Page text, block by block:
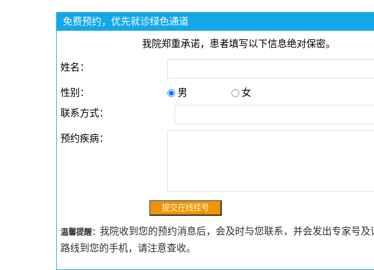
免费预约，优先就诊绿色通道
我院郑重承诺，患者填写以下信息绝对保密。
姓名：
性别： 男
女
联系方式：
预约疾病：
温馨提醒： 我院收到您的预约消息后，会及时与您联系，并会发出专家号及
路线到您的手机，请注意查收。